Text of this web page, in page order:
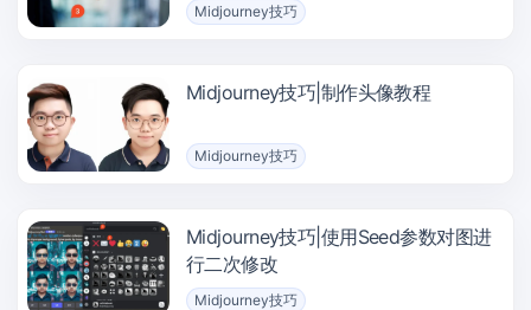
Midjourney技巧
Midjourney技巧|制作头像教程
Midjourney技巧
Midjourney技巧|使用Seed参数对图进
行二次修改
Midjourney技巧